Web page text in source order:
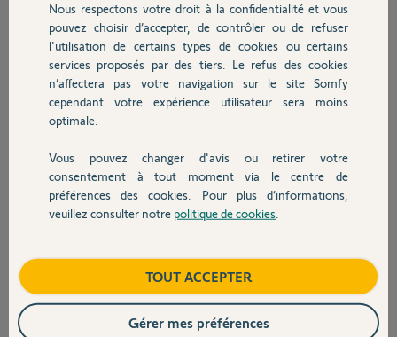
Chauffage
Autres produits
Devis avec un pro
Contact
il y a environ 3 ans
Réponses
Merci
Content pour toi Florent parce que de mon côté et depuis le début je ne
Nous respectons votre droit à la confidentialité et vous
pouvez choisir d’accepter, de contrôler ou de refuser
l'utilisation de certains types de cookies ou certains
services proposés par des tiers. Le refus des cookies
n’affectera pas votre navigation sur le site Somfy
cependant votre expérience utilisateur sera moins
optimale.
Vous pouvez changer d'avis ou retirer votre
consentement à tout moment via le centre de
préférences des cookies. Pour plus d’informations,
veuillez consulter notre politique de cookies
TOUT ACCEPTER
Gérer mes préférences